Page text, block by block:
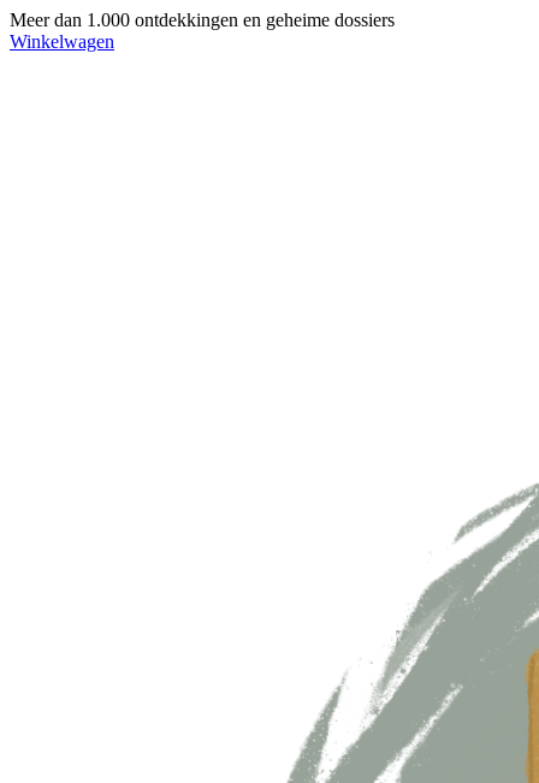
Meer dan 1.000 ontdekkingen en geheime dossiers
Winkelwagen